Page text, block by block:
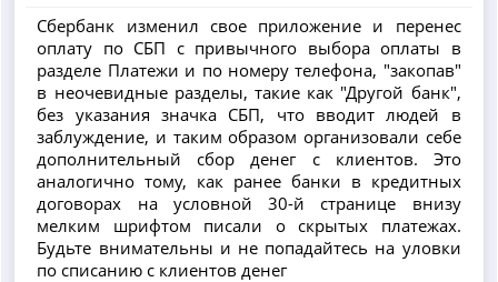
Сбербанк изменил свое приложение и перенес
оплату по СБП с привычного выбора оплаты в
разделе Платежи и по номеру телефона, "закопав"
в неочевидные разделы, такие как "Другой банк",
без указания значка СБП, что вводит людей в
заблуждение, и таким образом организовали себе
дополнительный сбор денег с клиентов. Это
аналогично тому, как ранее банки в кредитных
договорах на условной 30-й странице внизу
мелким шрифтом писали о скрытых платежах.
Будьте внимательны и не попадайтесь на уловки
по списанию с клиентов денег